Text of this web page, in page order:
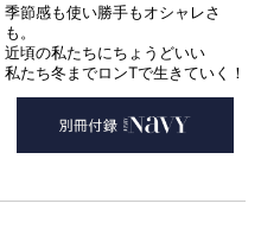
季節感も使い勝手もオシャレさ
も。
近頃の私たちにちょうどいい
私たち冬までロンTで生きていく！